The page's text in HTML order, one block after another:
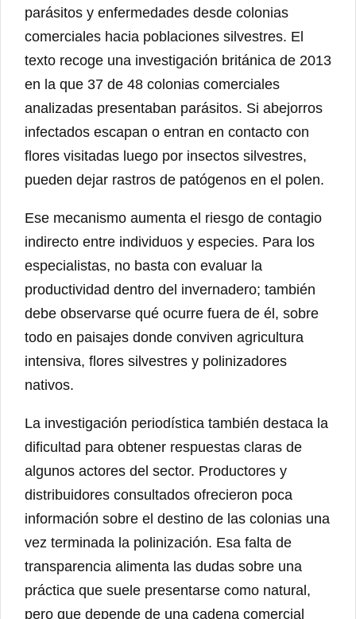
parásitos y enfermedades desde colonias
comerciales hacia poblaciones silvestres. El
texto recoge una investigación británica de 2013
en la que 37 de 48 colonias comerciales
analizadas presentaban parásitos. Si abejorros
infectados escapan o entran en contacto con
flores visitadas luego por insectos silvestres,
pueden dejar rastros de patógenos en el polen.
Ese mecanismo aumenta el riesgo de contagio
indirecto entre individuos y especies. Para los
especialistas, no basta con evaluar la
productividad dentro del invernadero; también
debe observarse qué ocurre fuera de él, sobre
todo en paisajes donde conviven agricultura
intensiva, flores silvestres y polinizadores
nativos.
La investigación periodística también destaca la
dificultad para obtener respuestas claras de
algunos actores del sector. Productores y
distribuidores consultados ofrecieron poca
información sobre el destino de las colonias una
vez terminada la polinización. Esa falta de
transparencia alimenta las dudas sobre una
práctica que suele presentarse como natural,
pero que depende de una cadena comercial